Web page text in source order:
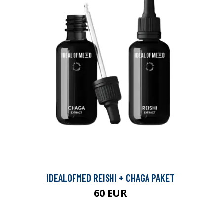
IDEALOFMED REISHI + CHAGA PAKET
60 EUR